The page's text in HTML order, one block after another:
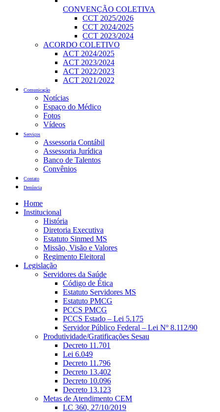
CONVENÇÃO COLETIVA
CCT 2025/2026
CCT 2024/2025
CCT 2023/2024
ACORDO COLETIVO
ACT 2024/2025
ACT 2023/2024
ACT 2022/2023
ACT 2021/2022
Comunicação
Notícias
Espaço do Médico
Fotos
Vídeos
Serviços
Assessoria Contábil
Assessoria Jurídica
Banco de Talentos
Convênios
Contato
Denúncia
Home
Institucional
História
Diretoria Executiva
Estatuto Sinmed MS
Missão, Visão e Valores
Regimento Eleitoral
Legislação
Servidores da Saúde
Código de Ética
Estatuto Servidores MS
Estatuto PMCG
PCCS PMCG
PCCS Estado – Lei 5.175
Servidor Público Federal – Lei Nº 8.112/90
Produtividade/Gratificações Sesau
Decreto 11.701
Lei 6.049
Decreto 11.796
Decreto 13.402
Decreto 10.096
Decreto 13.123
Metas de Atendimento CEM
LC 360, 27/10/2019